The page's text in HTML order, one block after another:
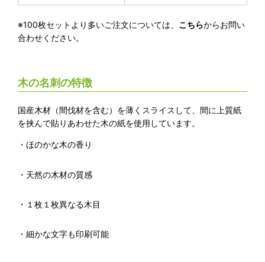
※100枚セットより多いご注文については、 こちらからお問い
合わせください。
木の名刺の特徴
国産木材（間伐材を含む）を薄くスライスして、間に上質紙
を挟んで貼りあわせた木の紙を使用しています。
・ほのかな木の香り
・天然の木材の質感
・１枚１枚異なる木目
・細かな文字も印刷可能